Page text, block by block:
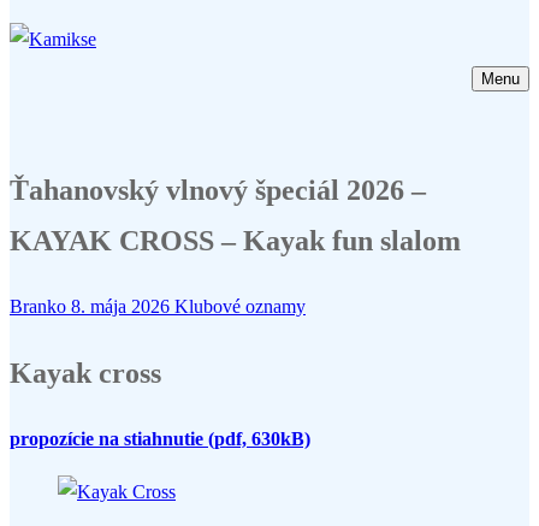
Menu
Ťahanovský vlnový špeciál 2026 –
KAYAK CROSS – Kayak fun slalom
Branko 8. mája 2026 Klubové oznamy
Kayak cross
propozície na stiahnutie (pdf, 630kB)